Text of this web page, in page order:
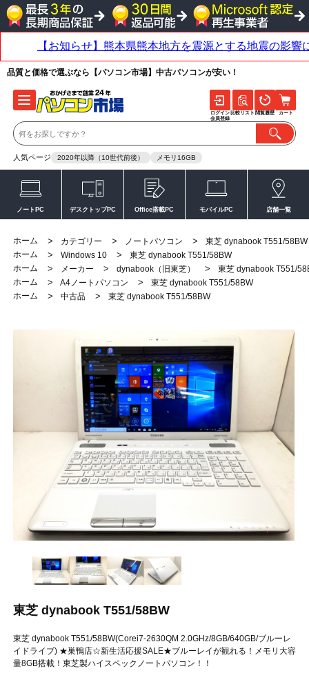
品質と価格で選ぶなら【パソコン市場】中古パソコンが安い！
人気ページ 2020年以降（10世代前後） メモリ16GB
ログイン
会員登録
比較リスト 閲覧履歴 カート
ノートPC デスクトップPC Office搭載PC モバイルPC 店舗一覧
ホーム > カテゴリー > ノートパソコン >
東芝 dynabook T551/58BW
ホーム
> Windows 10 >
東芝 dynabook T551/58BW
ホーム
> メーカー > dynabook（旧東芝） >
東芝 dynabook T551/
ホーム
> A4ノートパソコン >
東芝 dynabook T551/58BW
ホーム
> 中古品 > 東芝 dynabook T551/58BW
東芝 dynabook T551/58BW
東芝 dynabook T551/58BW(Corei7-2630QM 2.0GHz/8GB/640GB/ブルーレ
イドライブ) ★巣鴨店☆新生活応援SALE★ブルーレイが観れる！メモリ大容
量8GB搭載！東芝製ハイスペックノートパソコン！！